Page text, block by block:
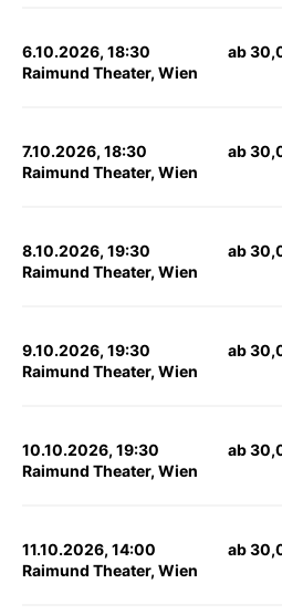
6.10.2026, 18:30
Raimund Theater, Wien
ab
7.10.2026, 18:30
Raimund Theater, Wien
ab
8.10.2026, 19:30
Raimund Theater, Wien
ab
9.10.2026, 19:30
Raimund Theater, Wien
ab
10.10.2026, 19:30
Raimund Theater, Wien
ab
11.10.2026, 14:00
Raimund Theater, Wien
ab